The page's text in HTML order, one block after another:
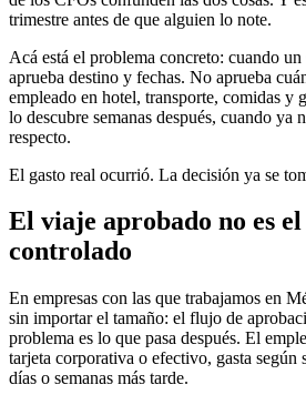
trimestre antes de que alguien lo note.
Acá está el problema concreto: cuando
aprueba destino y fechas. No aprueba
empleado en hotel, transporte, comidas y
lo descubre semanas después, cuando ya
respecto.
El gasto real ocurrió. La decisión ya se
El viaje aprobado no es el
controlado
En empresas con las que trabajamos en
sin importar el tamaño: el flujo de
problema es lo que pasa después. El
tarjeta corporativa o efectivo, gasta
días o semanas más tarde.